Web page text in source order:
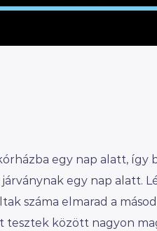
egy nap alatt, így
járványnak egy nap alatt.
száma elmarad a
között nagyon